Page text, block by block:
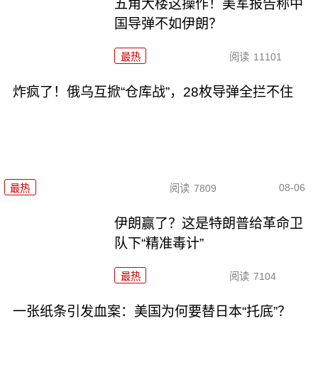
五角大楼这操作！美军报告称中
国导弹不如伊朗？
最热 阅读 11101
炸疯了！俄乌互掀“仓库战”，28枚导弹全拦不住
最热 阅读 7809 08-06
伊朗赢了？这是特朗普给革命卫
队下“精准毒计”
最热 阅读 7104
一张纸条引发血案：美国为何要替日本“托底”？